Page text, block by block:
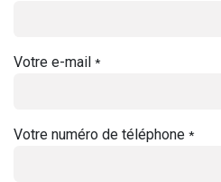
Votre e-mail *
Votre numéro de téléphone *